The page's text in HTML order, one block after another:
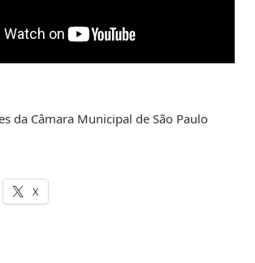
da Câmara Municipal de São Paulo
X